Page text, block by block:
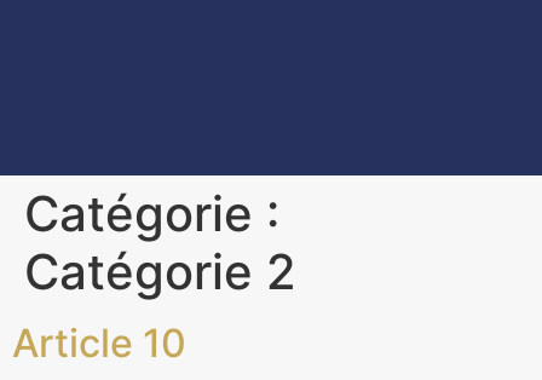
Catégorie :
Catégorie 2
Article 10